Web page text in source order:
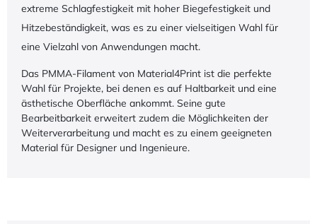
extreme Schlagfestigkeit mit hoher Biegefestigkeit und
Hitzebeständigkeit, was es zu einer vielseitigen Wahl für
eine Vielzahl von Anwendungen macht.
Das PMMA-Filament von Material4Print ist die perfekte
Wahl für Projekte, bei denen es auf Haltbarkeit und eine
ästhetische Oberfläche ankommt. Seine gute
Bearbeitbarkeit erweitert zudem die Möglichkeiten der
Weiterverarbeitung und macht es zu einem geeigneten
Material für Designer und Ingenieure.